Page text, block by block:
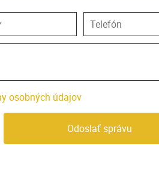
osobných údajov
Odoslať správu